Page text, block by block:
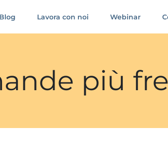
Blog Lavora con noi Webinar
più